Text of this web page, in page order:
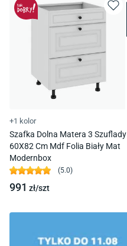
+1 kolor
Szafka Dolna Matera 3 Szuflady
60X82 Cm Mdf Folia Biały Mat
Modernbox
(5.0)
991 zł/szt